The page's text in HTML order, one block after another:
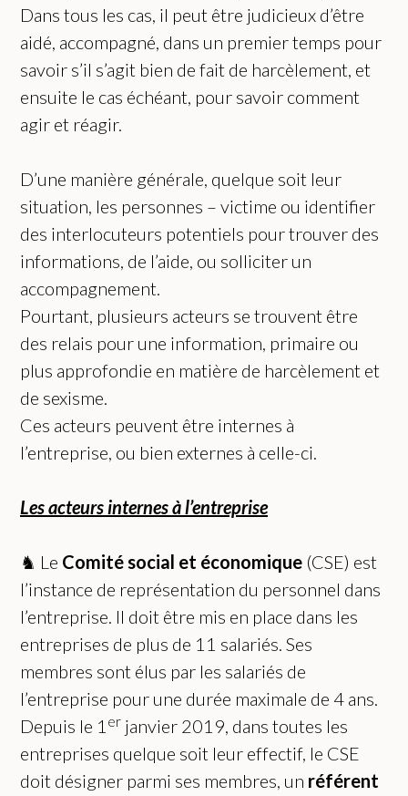
Dans tous les cas, il peut être judicieux d’être
aidé, accompagné, dans un premier temps pour
savoir s’il s’agit bien de fait de harcèlement, et
ensuite le cas échéant, pour savoir comment
agir et réagir.
D’une manière générale, quelque soit leur
situation, les personnes – victime ou identifier
des interlocuteurs potentiels pour trouver des
informations, de l’aide, ou solliciter un
accompagnement.
Pourtant, plusieurs acteurs se trouvent être
des relais pour une information, primaire ou
plus approfondie en matière de harcèlement et
de sexisme.
Ces acteurs peuvent être internes à
l’entreprise, ou bien externes à celle-ci.
Les acteurs internes à l’entreprise
♞ Le Comité social et économique (CSE) est
l’instance de représentation du personnel dans
l’entreprise. Il doit être mis en place dans les
entreprises de plus de 11 salariés. Ses
membres sont élus par les salariés de
l’entreprise pour une durée maximale de 4 ans.
Depuis le 1 er janvier 2019, dans toutes les
entreprises quelque soit leur effectif, le CSE
doit désigner parmi ses membres, un référent